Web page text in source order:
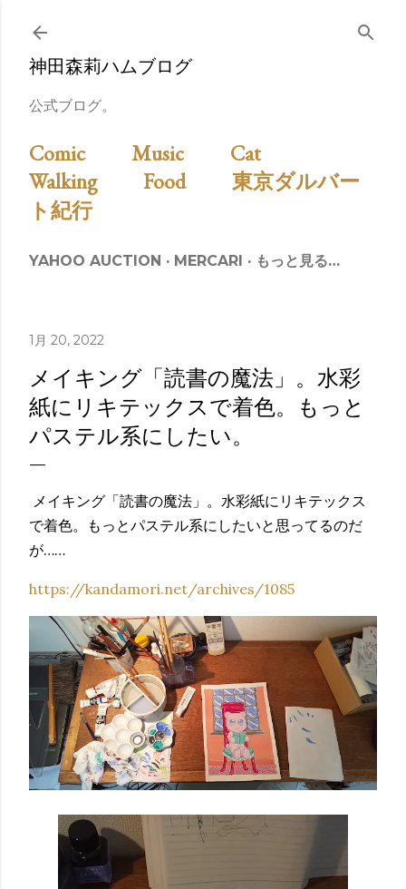
スキップしてメイン コンテンツに移動
神田森莉ハムブログ
公式ブログ。
Comic Music
Cat
Walking
Food
東京ダルバー
ト紀行
YAHOO AUCTION MERCARI もっと見る…
1月 20, 2022
メイキング「読書の魔法」。水彩
紙にリキテックスで着色。もっと
パステル系にしたい。
メイキング「読書の魔法」。水彩紙にリキテックス
で着色。もっとパステル系にしたいと思ってるのだ
が……
https://kandamori.net/archives/1085